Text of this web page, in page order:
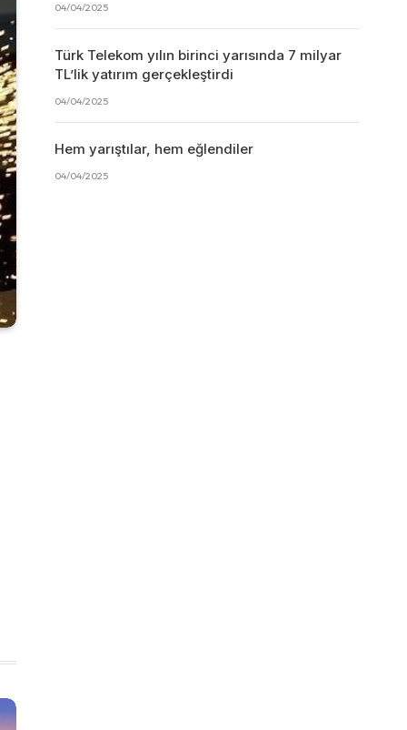
04/04/2025
Türk Telekom yılın birinci yarısında 7 milyar
TL’lik yatırım gerçekleştirdi
04/04/2025
Hem yarıştılar, hem eğlendiler
04/04/2025